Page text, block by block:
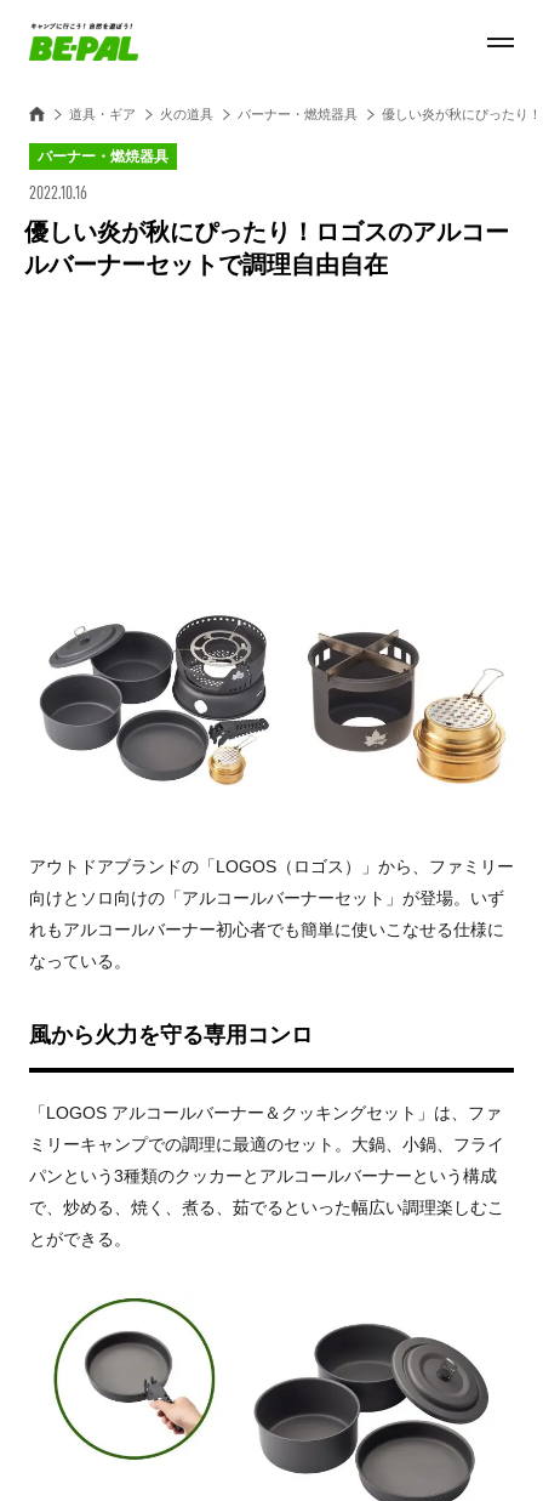
道具・ギア 火の道具 バーナー・燃焼器具 優しい炎が秋にぴったり
バーナー・燃焼器具
2022.10.16
優しい炎が秋にぴったり！ロゴスのアルコー
ルバーナーセットで調理自由自在
アウトドアブランドの「LOGOS（ロゴス）」から、ファミリー
向けとソロ向けの「アルコールバーナーセット」が登場。いず
れもアルコールバーナー初心者でも簡単に使いこなせる仕様に
なっている。
風から火力を守る専用コンロ
「LOGOS アルコールバーナー＆クッキングセット」は、ファ
ミリーキャンプでの調理に最適のセット。大鍋、小鍋、フライ
パンという3種類のクッカーとアルコールバーナーという構成
で、炒める、焼く、煮る、茹でるといった幅広い調理楽しむこ
とができる。